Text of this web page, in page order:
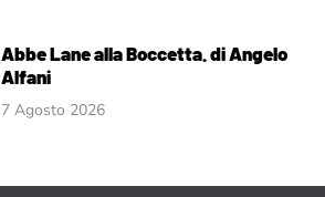
Abbe Lane alla Boccetta. di Angelo
Alfani
7 Agosto 2026